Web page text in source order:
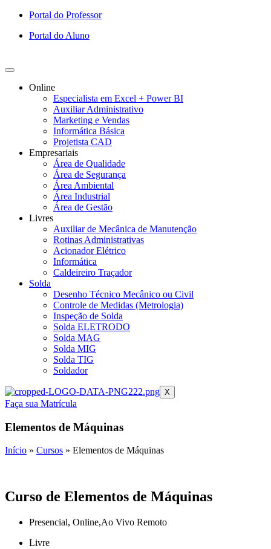
Portal do Professor
Portal do Aluno
Online
Especialista em Excel + Power BI
Auxiliar Administrativo
Marketing e Vendas
Informática Básica
Projetista CAD
Empresariais
Área de Qualidade
Área de Segurança
Área Ambiental
Área Industrial
Área de Gestão
Livres
Auxiliar de Mecânica de Manutenção
Rotinas Administrativas
Acionador Elétrico
Informática
Caldeireiro Traçador
Solda
Desenho Técnico Mecânico ou Civil
Controle de Medidas (Metrologia)
Inspeção de Solda
Solda ELETRODO
Solda MAG
Solda MIG
Solda TIG
Soldador
X
Faça sua Matrícula
Elementos de Máquinas
Início » Cursos » Elementos de Máquinas
Curso de Elementos de Máquinas
Presencial, Online,Ao Vivo Remoto
Livre